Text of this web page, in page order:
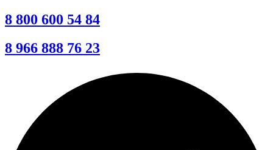
8 800 600 54 84
8 966 888 76 23